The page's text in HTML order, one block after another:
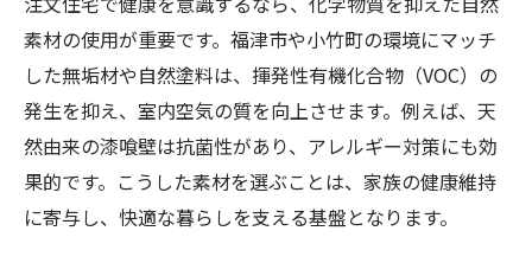
素材の使用が重要です。福津市や小竹町の環境にマッチ
した無垢材や自然塗料は、揮発性有機化合物（VOC）の
発生を抑え、室内空気の質を向上させます。例えば、天
然由来の漆喰壁は抗菌性があり、アレルギー対策にも効
果的です。こうした素材を選ぶことは、家族の健康維持
に寄与し、快適な暮らしを支える基盤となります。